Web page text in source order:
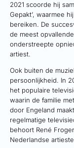
2021 scoorde hij
Gepakt’, waarmee
bereiken. De
de meest
onderstreepte
artiest.
Ook buiten de
persoonlijkheid. In
het populaire
waarin de familie
door Engeland
regelmatige
behoort René
Nederlandse